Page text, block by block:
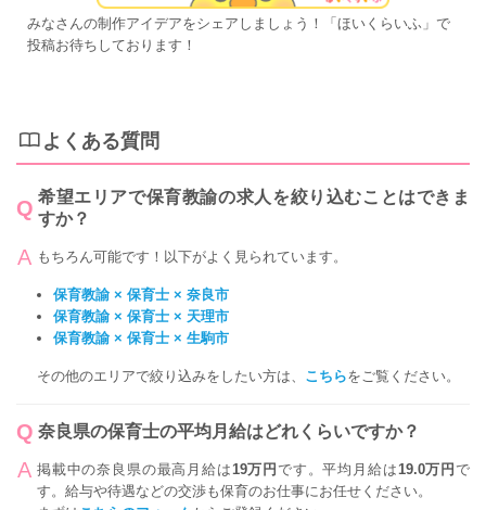
みなさんの制作アイデアをシェアしましょう！「ほいくらいふ」で
投稿お待ちしております！
よくある質問
希望エリアで保育教諭の求人を絞り込むことはできま
すか？
もちろん可能です！以下がよく見られています。
保育教諭 × 保育士 × 奈良市
保育教諭 × 保育士 × 天理市
保育教諭 × 保育士 × 生駒市
その他のエリアで絞り込みをしたい方は、 こちらをご覧ください。
奈良県の保育士の平均月給はどれくらいですか？
掲載中の奈良県の最高月給は19万円です。平均月給は19.0万円で
す。給与や待遇などの交渉も保育のお仕事にお任せください。